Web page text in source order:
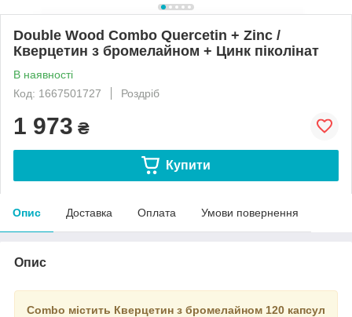
Double Wood Combo Quercetin + Zinc /
Кверцетин з бромелайном + Цинк піколінат
В наявності
Код: 1667501727
Роздріб
1 973 ₴
Купити
Опис Доставка Оплата Умови повернення
Опис
Combo містить Кверцетин з бромелайном 120 капсул